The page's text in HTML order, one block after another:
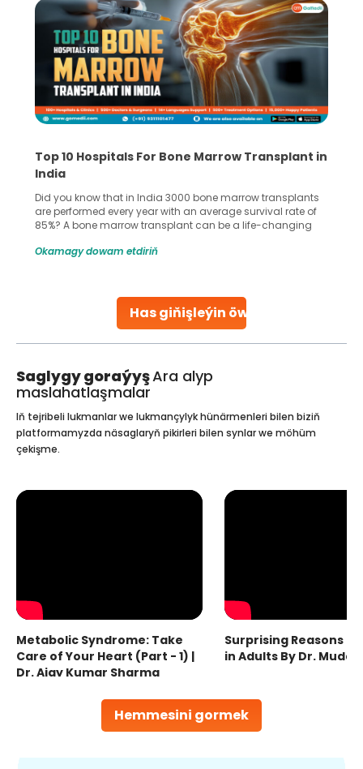
Has giňişleýin öwreniň
Top 10 Hospitals For Bone Marrow Transplant in
India
Did you know that in India 3000 bone marrow transplants
are performed every year with an average survival rate of
85%? A bone marrow transplant can be a life-changing
make all the difference. India has some of the world’s
Okamagy dowam etdiriň
Saglygy goraýyşAra alyp
maslahatlaşmalar
Hemmesini gormek
Iň tejribeli lukmanlar we lukmançylyk hünärmenleri bilen biziň
platformamyzda näsaglaryň pikirleri bilen synlar we möhüm
çekişme.
Metabolic Syndrome: Take
Care of Your Heart (Part - 1) |
Dr. Ajay Kumar Sharma
Surprising Reasons
in Adults By Dr.